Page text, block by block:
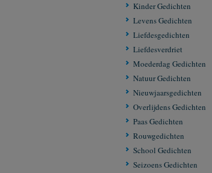
Kinder Gedichten
Levens Gedichten
Liefdesgedichten
Liefdesverdriet
Moederdag Gedichten
Natuur Gedichten
Nieuwjaarsgedichten
Overlijdens Gedichten
Paas Gedichten
Rouwgedichten
School Gedichten
Seizoens Gedichten